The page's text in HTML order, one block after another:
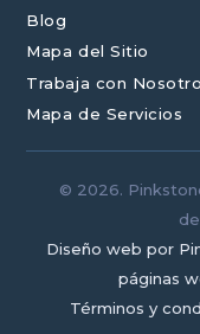
Blog
Mapa del Sitio
Trabaja con
Mapa de Servicios
© 2026.
Diseño web por
páginas
Términos y